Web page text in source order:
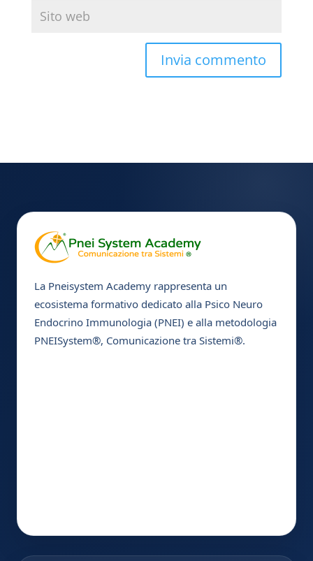
La Pneisystem Academy rappresenta un
ecosistema formativo dedicato alla Psico Neuro
Endocrino Immunologia (PNEI) e alla metodologia
PNEISystem®, Comunicazione tra Sistemi®.